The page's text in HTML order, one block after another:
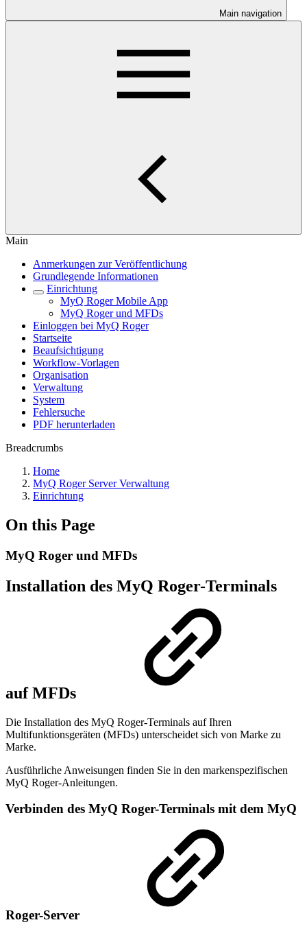
Main navigation
Main
Anmerkungen zur Veröffentlichung
Grundlegende Informationen
Einrichtung
MyQ Roger Mobile App
MyQ Roger und MFDs
Einloggen bei MyQ Roger
Startseite
Beaufsichtigung
Workflow-Vorlagen
Organisation
Verwaltung
System
Fehlersuche
PDF herunterladen
Breadcrumbs
Home
MyQ Roger Server Verwaltung
Einrichtung
On this Page
MyQ Roger und MFDs
Installation des MyQ Roger-Terminals
auf MFDs
Die Installation des MyQ Roger-Terminals auf Ihren
Multifunktionsgeräten (MFDs) unterscheidet sich von Marke zu
Marke.
Ausführliche Anweisungen finden Sie in den markenspezifischen
MyQ Roger-Anleitungen.
Verbinden des MyQ Roger-Terminals mit dem MyQ
Roger-Server